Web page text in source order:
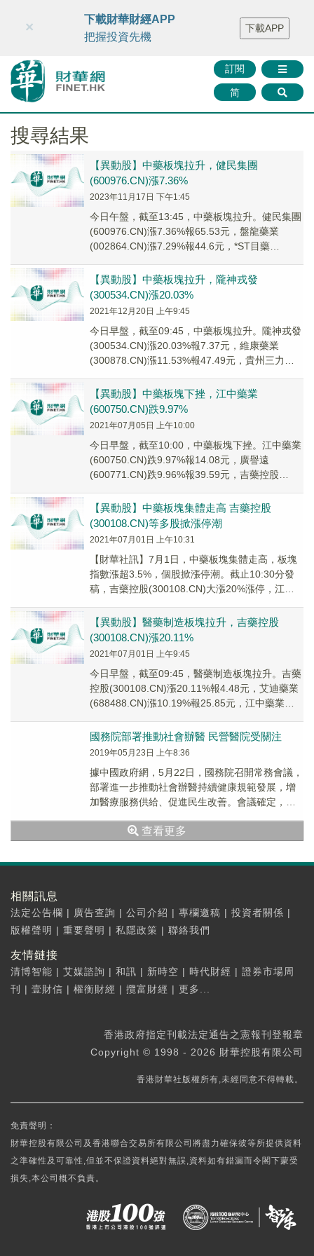
財華智庫網 FINTV FINMETA 財華證券 媒體矩陣
智庫沙龍
聯絡我們
訂閱
简
×
下載財華財經APP
把握投資先機
下載APP
搜尋結果
【異動股】中藥板塊拉升，健民集團
(600976.CN)漲7.36%
2023年11月17日 下午1:45
今日午盤，截至13:45，中藥板塊拉升。健民集團
(600976.CN)漲7.36%報65.53元，盤龍藥業
(002864.CN)漲7.29%報44.6元，*ST目藥
【異動股】中藥板塊拉升，隴神戎發
(300534.CN)漲20.03%
2021年12月20日 上午9:45
今日早盤，截至09:45，中藥板塊拉升。隴神戎發
(300534.CN)漲20.03%報7.37元，維康藥業
(300878.CN)漲11.53%報47.49元，貴州三力
【異動股】中藥板塊下挫，江中藥業
(600750.CN)跌9.97%
2021年07月05日 上午10:00
今日早盤，截至10:00，中藥板塊下挫。江中藥業
(600750.CN)跌9.97%報14.08元，廣譽遠
(600771.CN)跌9.96%報39.59元，吉藥控股
【異動股】中藥板塊集體走高 吉藥控股
(300108.CN)等多股掀漲停潮
2021年07月01日 上午10:31
【財華社訊】7月1日，中藥板塊集體走高，板塊
指數漲超3.5%，個股掀漲停潮。截止10:30分發
稿，吉藥控股(300108.CN)大漲20%漲停，江中
【異動股】醫藥制造板塊拉升，吉藥控股
(300108.CN)漲20.11%
2021年07月01日 上午9:45
今日早盤，截至09:45，醫藥制造板塊拉升。吉藥
控股(300108.CN)漲20.11%報4.48元，艾迪藥業
(688488.CN)漲10.19%報25.85元，江中藥業
國務院部署推動社會辦醫 民營醫院受關注
2019年05月23日 上午8:36
據中國政府網，5月22日，國務院召開常務會議，
部署進一步推動社會辦醫持續健康規範發展，增
加醫療服務供給、促進民生改善。會議確定，一
查看更多
相關訊息
法定公告欄 | 廣告查詢 | 公司介紹 | 專欄邀稿 | 投資者關係 |
版權聲明 | 重要聲明 | 私隱政策 | 聯絡我們
友情鏈接
清博智能 | 艾媒諮詢 | 和訊 | 新時空 | 時代財經 | 證券市場周
刊
| 壹財信 | 權衡財經 | 攬富財經 | 更多...
香港政府指定刊載法定通告之憲報刊登報章
Copyright © 1998 - 2026 財華控股有限公司
香港財華社版權所有,未經同意不得轉載。
免責聲明：
財華控股有限公司及香港聯合交易所有限公司將盡力確保彼等所提供資料
之準確性及可靠性,但並不保證資料絕對無誤,資料如有錯漏而令閣下蒙受
損失,本公司概不負責。